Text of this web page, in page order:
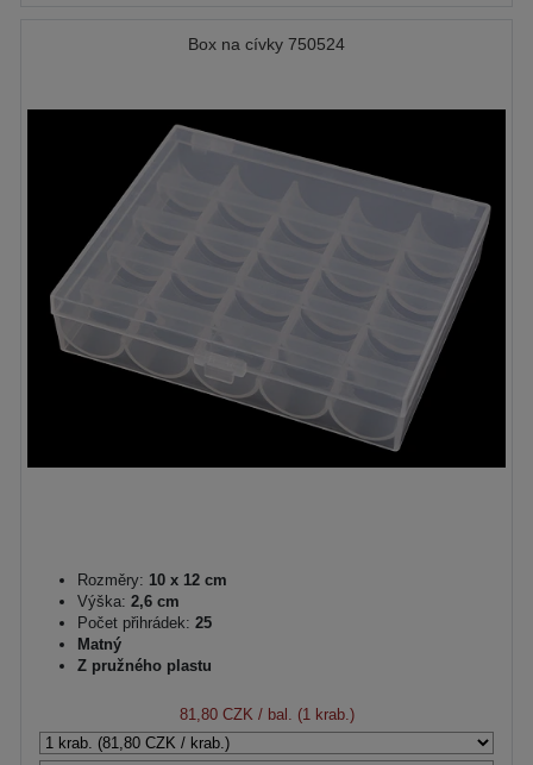
Box na cívky 750524
Rozměry: 10 x 12 cm
Výška: 2,6 cm
Počet přihrádek: 25
Matný
Z pružného plastu
81,80 CZK / bal. (1 krab.)